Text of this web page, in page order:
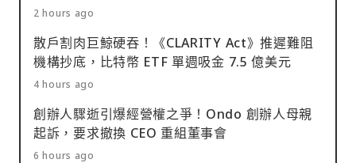
2 hours ago
散戶割肉巨鯨硬吞！《CLARITY Act》推遲難阻
機構抄底，比特幣 ETF 單週吸金 7.5 億美元
4 hours ago
創辦人驟逝引爆經營權之爭！Ondo 創辦人母親
起訴，要求撤換 CEO 重組董事會
6 hours ago